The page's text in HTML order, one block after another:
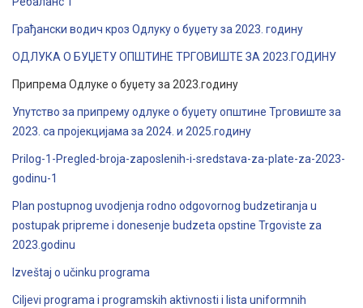
Грађански водич кроз Одлуку о буџету за 2023. годину
ОДЛУКА О БУЏЕТУ ОПШТИНЕ ТРГОВИШТЕ ЗА 2023.ГОДИНУ
Припрема Одлуке о буџету за 2023.годину
Упутство за припрему одлуке о буџету општине Трговиште за
2023. са пројекцијама за 2024. и 2025.годину
Prilog-1-Pregled-broja-zaposlenih-i-sredstava-za-plate-za-2023-
godinu-1
Plan postupnog uvodjenja rodno odgovornog budzetiranja u
postupak pripreme i donesenje budzeta opstine Trgoviste za
2023.godinu
Izveštaj o učinku programa
Ciljevi programa i programskih aktivnosti i lista uniformnih